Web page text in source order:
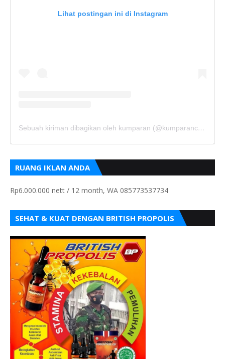
Lihat postingan ini di Instagram
Sebuah kiriman dibagikan oleh kumparan (@kumparancom)
RUANG IKLAN ANDA
Rp6.000.000 nett / 12 month, WA 085773537734
SEHAT & KUAT DENGAN BRITISH PROPOLIS